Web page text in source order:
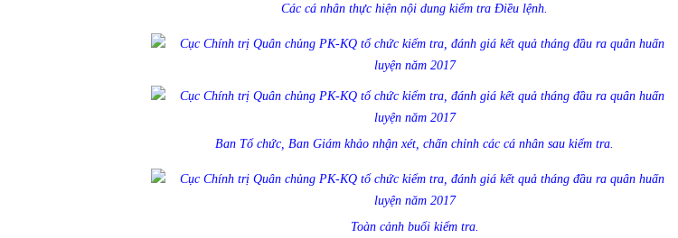
Các cá nhân thực hiện nội dung kiểm tra Điều lệnh.
Ban Tổ chức, Ban Giám khảo nhận xét, chấn chỉnh các cá nhân sau kiểm tra.
Toàn cảnh buổi kiểm tra.